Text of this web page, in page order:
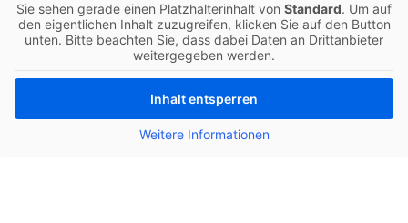
Sie sehen gerade einen Platz­hal­ter­in­halt von Stan­dard. Um auf
den eigent­li­chen Inhalt zuzu­grei­fen, kli­cken Sie auf den Button
unten. Bitte beach­ten Sie, dass dabei Daten an Dritt­an­bie­ter
wei­ter­ge­ge­ben werden.
Inhalt ent­sper­ren
Wei­te­re Infor­ma­tio­nen